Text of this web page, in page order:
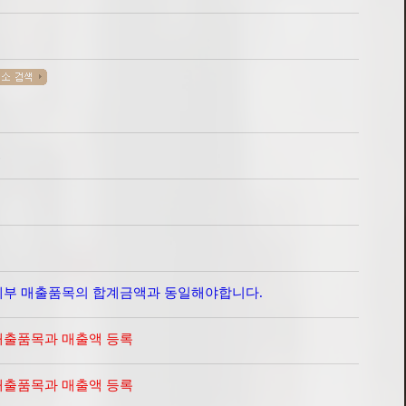
부 매출품목의 합계금액과 동일해야합니다.
출품목과 매출액 등록
출품목과 매출액 등록